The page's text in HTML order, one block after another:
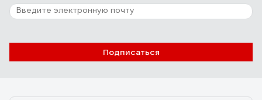
Подписаться